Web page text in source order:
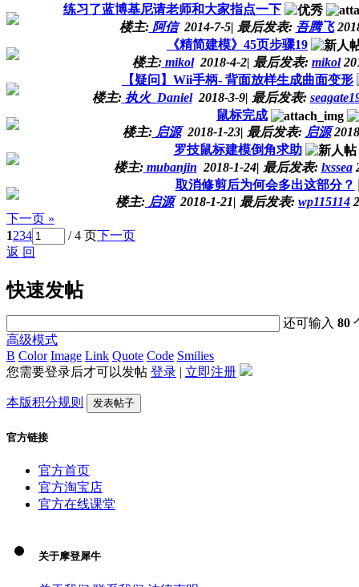
练习了蓝博基尼请老师和大家指点一下
楼主: 阿信 2014-7-5| 最后发表: 吾腾飞
《精简建模》45页步骤19
楼主: mikol 2018-4-2| 最后发表: mikol
【疑问】Wii手柄- 背面放样生成曲面变形
楼主: 执火_Daniel 2018-3-9| 最后发表:
鼠标完成
楼主: 启源 2018-1-23| 最后发表: 启源
罗技鼠标建模倒角求助
楼主: mubanjin 2018-1-24| 最后发表: lxssea
取消修剪后为何会多出这部分？
楼主: 启源 2018-1-21| 最后发表: wp115114
下一页 »
1234 / 4 页下一页
返 回
快速发帖
还可输入80
高级模式
B Color Image Link Quote Code Smilies
您需要登录后才可以发帖 登录 | 立即注册
本版积分规则 发表帖子
官方链接
官方首页
官方淘宝店
官方在线课堂
关于摩登犀牛